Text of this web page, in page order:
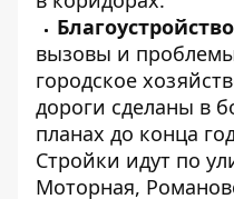
вызовы и
городское
дороги сделаны в
планах до конца
Стройки идут по
Моторная,